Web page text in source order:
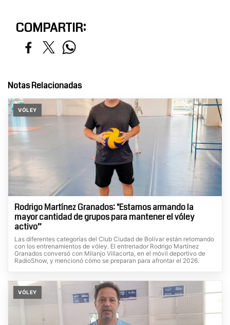
COMPARTIR:
Notas Relacionadas
VÓLEY
Rodrigo Martínez Granados: "Estamos armando la
mayor cantidad de grupos para mantener el vóley
activo”
Las diferentes categorías del Club Ciudad de Bolívar están retomando
con los entrenamientos de vóley. El entrenador Rodrigo Martínez
Granados conversó con Milanjo Villacorta, en el móvil deportivo de
RadioShow, y mencionó cómo se preparan para afrontar el 2026.
VÓLEY